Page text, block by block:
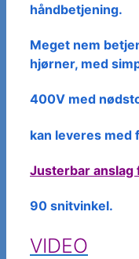
håndbetjening.
Meget nem
hjørner, med
400V med
kan leveres med
Justerbar anslag
90 snitvinkel.
VIDEO